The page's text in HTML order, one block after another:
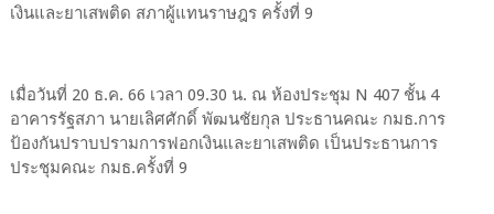
เงินและยาเสพติด สภาผู้แทนราษฎร ครั้งที่ 9
เมื่อวันที่ 20 ธ.ค. 66 เวลา 09.30 น. ณ ห้องประชุม N 407 ชั้น 4
อาคารรัฐสภา นายเลิศศักดิ์ พัฒนชัยกุล ประธานคณะ กมธ.การ
ป้องกันปราบปรามการฟอกเงินและยาเสพติด เป็นประธานการ
ประชุมคณะ กมธ.ครั้งที่ 9